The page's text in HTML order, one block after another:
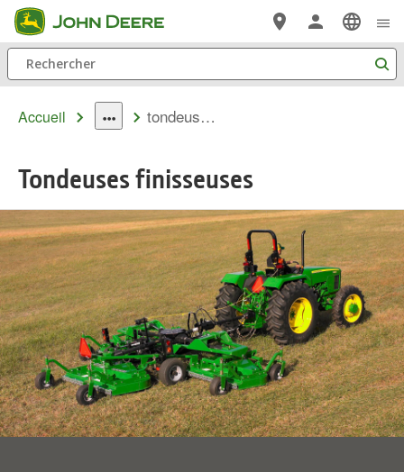
Passer au contenu principal
Rechercher
Accueil
dropdown
tondeuses finisseuses
Tondeuses finisseuses